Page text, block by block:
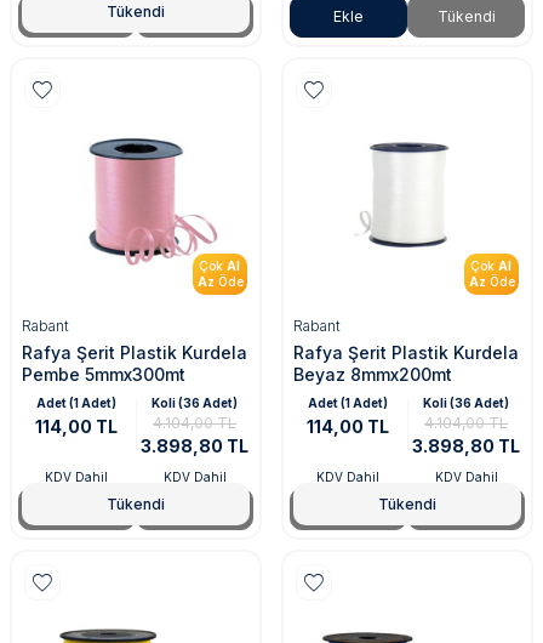
Tükendi Ekle Tükendi
Çok Al
Az Öde
Rabant
Rafya Şerit Plastik Kurdela
Pembe 5mmx300mt
Tükendi
Adet (1 Adet)
114,00 TL
KDV Dahil
Koli (36 Adet)
4.104,00 TL
3.898,80 TL
KDV Dahil
Çok Al
Az Öde
Rabant
Rafya Şerit Plastik Kurdela
Beyaz 8mmx200mt
Tükendi
Adet (1 Adet)
114,00 TL
KDV Dahil
Koli (36 Adet)
4.104,00 TL
3.898,80 TL
KDV Dahil